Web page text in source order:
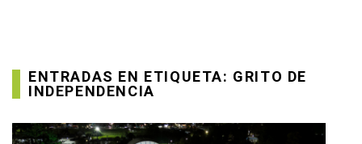
ENTRADAS EN ETIQUETA: GRITO DE
INDEPENDENCIA